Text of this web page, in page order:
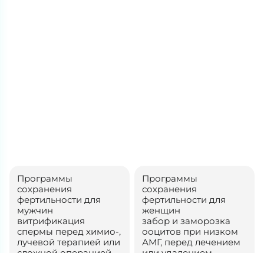
Программы
сохранения
фертильности для
мужчин
витрификация
спермы перед химио-,
лучевой терапией или
Программы
сохранения
фертильности для
женщин
забор и заморозка
ооцитов при низком
АМГ, перед лечением